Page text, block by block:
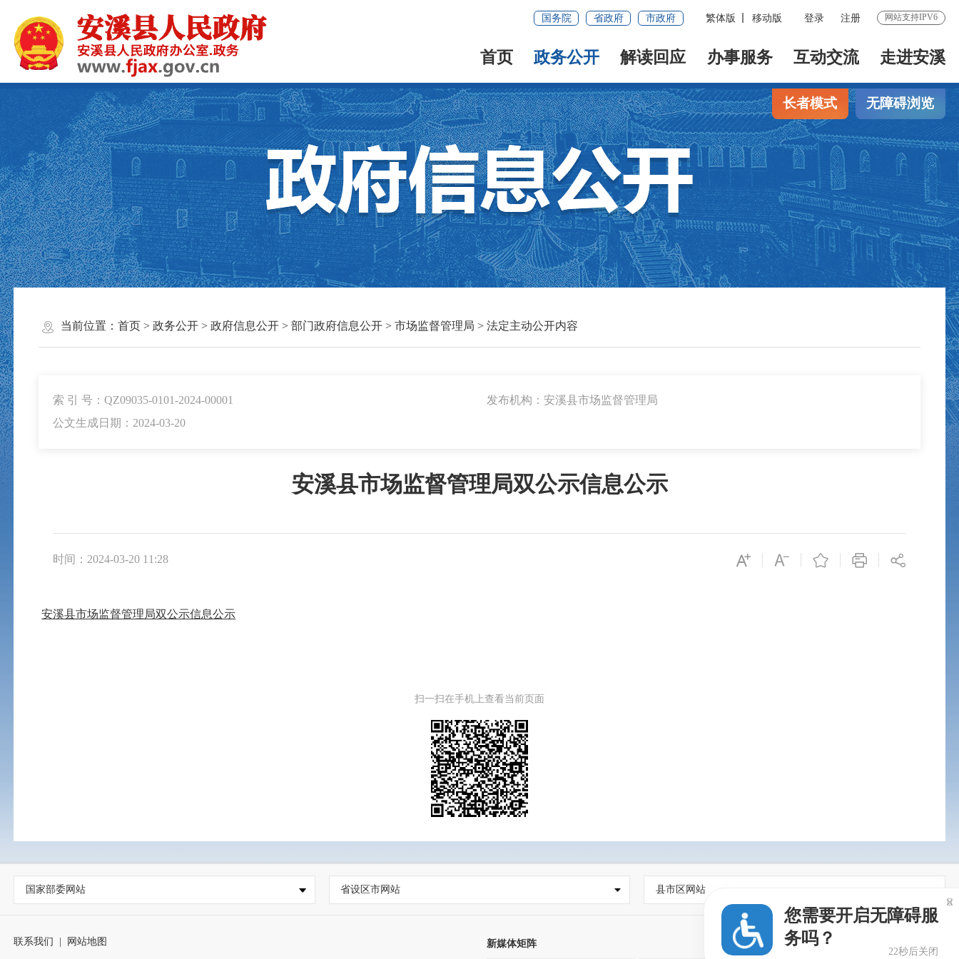
国务院 省政府 市政府 繁体版 移动版 登录 注册 网站支持IPV6
首页 政务公开 解读回应 办事服务 互动交流 走进安溪
长者模式 无障碍浏览
当前位置： 首页> 政务公开> 政府信息公开> 部门政府信息公开> 市场监督管理局 > 法定主动公开内容
索 引 号：QZ09035-0101-2024-00001
发布机构：安溪县市场监督管理局
公文生成日期：2024-03-20
安溪县市场监督管理局双公示信息公示
时间：2024-03-20 11:28
安溪县市场监督管理局双公示信息公示
扫一扫在手机上查看当前页面
国家部委网站 省设区市网站 县市区网站
联系我们 网站地图 新媒体矩阵
您需要开启无障碍服
务吗？
22秒后关闭
